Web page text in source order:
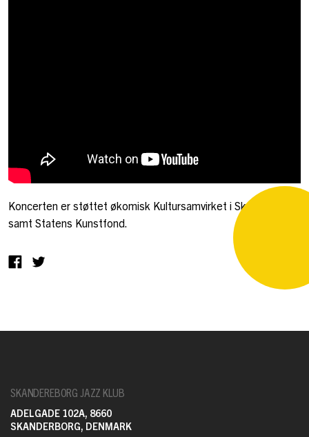
Koncerten er støttet økomisk Kultursamvirket i Skanderborg
samt Statens Kunstfond.
SKANDEREBORG JAZZ KLUB
ADELGADE 102A, 8660
SKANDERBORG, DENMARK